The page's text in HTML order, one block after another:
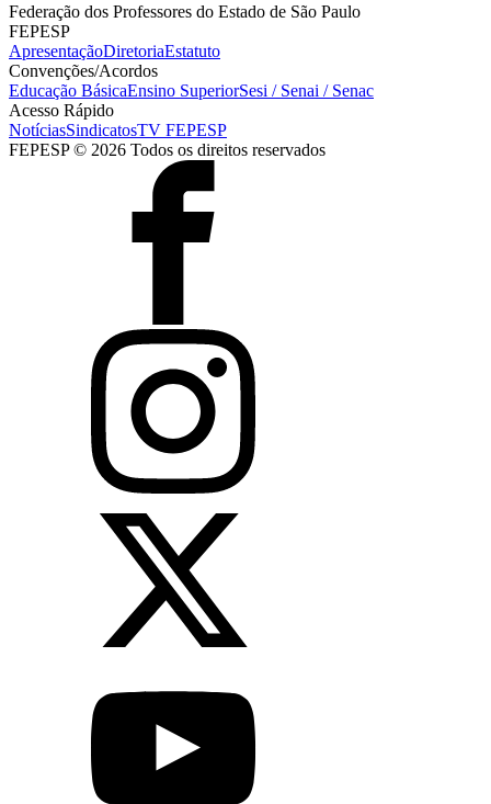
Federação dos Professores do Estado de São Paulo
FEPESP
ApresentaçãoDiretoriaEstatuto
Convenções/Acordos
Educação BásicaEnsino SuperiorSesi / Senai / Senac
Acesso Rápido
NotíciasSindicatosTV FEPESP
FEPESP © 2026 Todos os direitos reservados